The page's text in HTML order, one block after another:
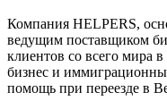
Компания HELPERS,
ведущим поставщиком
клиентов со всего мира
бизнес и
помощь при переезде в